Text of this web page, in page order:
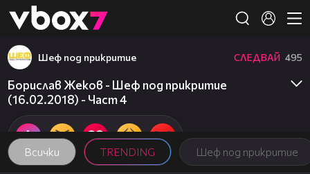
👾
Всички TRENDING Шеф под прикритие
Шеф под прикритие СЛЕДВАЙ 495
Борислав Жеков - Шеф под прикритие
(16.02.2018) - Част 4
16:45